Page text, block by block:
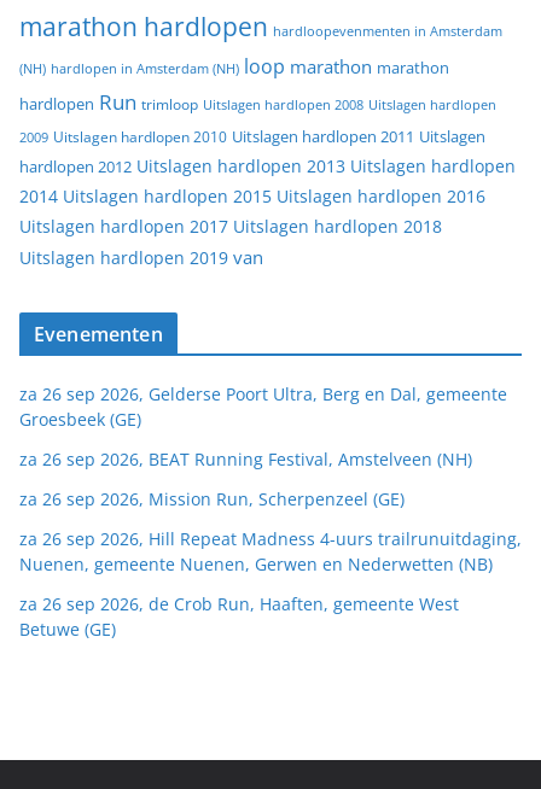
marathon hardlopen hardloopevenmenten in Amsterdam
(NH) hardlopen in Amsterdam (NH) loop marathon marathon
hardlopen Run trimloop Uitslagen hardlopen 2008 Uitslagen hardlopen
2009 Uitslagen hardlopen 2010 Uitslagen hardlopen 2011 Uitslagen
hardlopen 2012 Uitslagen hardlopen 2013 Uitslagen hardlopen
2014 Uitslagen hardlopen 2015 Uitslagen hardlopen 2016
Uitslagen hardlopen 2017 Uitslagen hardlopen 2018
Uitslagen hardlopen 2019 van
Evenementen
za 26 sep 2026, Gelderse Poort Ultra, Berg en Dal, gemeente
Groesbeek (GE)
za 26 sep 2026, BEAT Running Festival, Amstelveen (NH)
za 26 sep 2026, Mission Run, Scherpenzeel (GE)
za 26 sep 2026, Hill Repeat Madness 4-uurs trailrunuitdaging,
Nuenen, gemeente Nuenen, Gerwen en Nederwetten (NB)
za 26 sep 2026, de Crob Run, Haaften, gemeente West
Betuwe (GE)